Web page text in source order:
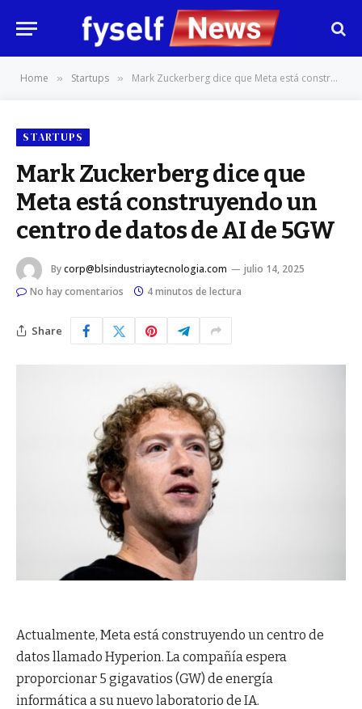
Home » Startups » Mark Zuckerberg dice que Meta está construyendo un centro de datos de AI de 5GW
STARTUPS
Mark Zuckerberg dice que
Meta está construyendo un
centro de datos de AI de 5GW
Bycorp@blsindustriaytecnologia.com
julio 14, 2025
No hay comentarios
4 minutos de lectura
Share
Actualmente, Meta está construyendo un centro de
datos llamado Hyperion. La compañía espera
proporcionar 5 gigavatios (GW) de energía
informática a su nuevo laboratorio de IA.